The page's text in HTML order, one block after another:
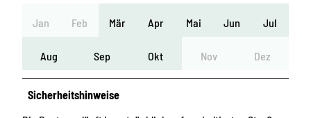
Jan Feb Mär Apr Mai Jun Jul
Aug Sep Okt Nov Dez
Sicherheitshinweise